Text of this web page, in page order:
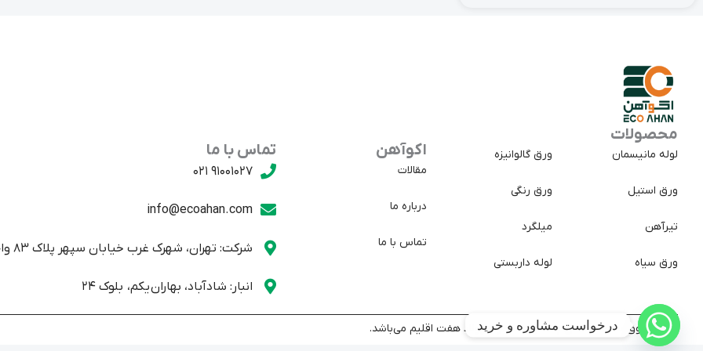
محصولات
لوله مانیسمان
ورق استیل
تیرآهن
ورق سیاه
ورق گالوانیزه
ورق رنگی
میلگرد
لوله داربستی
اکوآهن
مقالات
درباره ما
تماس با ما
تماس با ما
91001027 021
info@ecoahan.com
شرکت: تهران، شهرک غرب خیابان سپهر پلاک 83 واحد یک
انبار: شادآباد، بهاران یکم، بلوک 24
کلیه حقوق سایت متعلق به شرکت تجارت پولاد هفت اقلیم می‌باشد.
درخواست مشاوره و خرید